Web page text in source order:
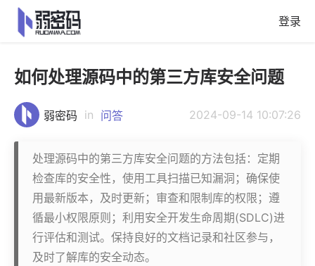
登录
如何处理源码中的第三方库安全问题
弱密码 in 问答 2024-09-14 10:07:26
处理源码中的第三方库安全问题的方法包括：定期
检查库的安全性，使用工具扫描已知漏洞；确保使
用最新版本，及时更新；审查和限制库的权限；遵
循最小权限原则；利用安全开发生命周期(SDLC)进
行评估和测试。保持良好的文档记录和社区参与，
及时了解库的安全动态。